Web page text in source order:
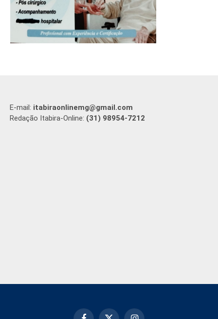
E-mail: itabiraonlinemg@gmail.com
Redação Itabira-Online: (31) 98954-7212